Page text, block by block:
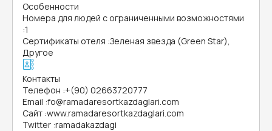
Особенности
Номера для людей с ограниченными возможностями
:1
Сертификаты отеля :Зеленая звезда (Green Star),
Другое
Контакты
Телефон :+(90) 02663720777
Email :fo@ramadaresortkazdaglari.com
Сайт :www.ramadaresortkazdaglari.com
Twitter :ramadakazdagi